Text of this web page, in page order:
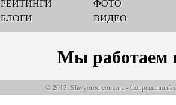
РЕЙТИНГИ
БЛОГИ
ФОТО
ВИДЕО
Мы работаем
© 2013, Slavgorod.com..ua - Современный